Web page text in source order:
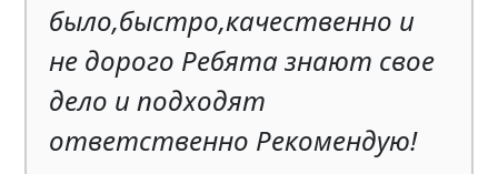
было,быстро,качественно и
не дорого Ребята знают свое
дело и подходят
ответственно Рекомендую!